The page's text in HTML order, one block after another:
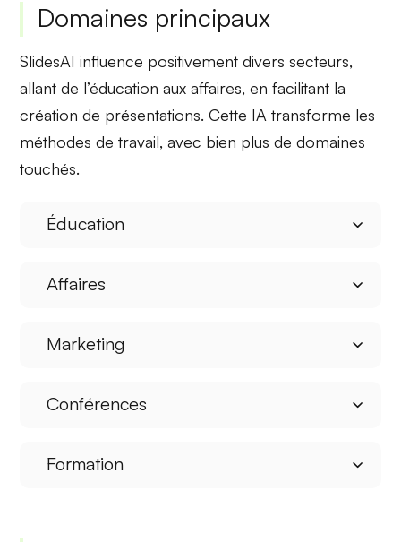
Domaines principaux
SlidesAI influence positivement diverssecteurs,
allant de l’éducation aux affaires, en facilitant la
création de présentations. Cette IA transforme les
méthodes de travail, avec bien plus de domaines
touchés.
Éducation
Affaires
Marketing
Conférences
Formation